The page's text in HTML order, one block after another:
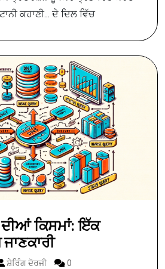
ਕਹਾਣੀ... ਦੇ ਦਿਲ ਵਿੱਚ
ਦੀਆਂ ਕਿਸਮਾਂ: ਇੱਕ
ਸ਼ੇਰਿੰਗ ਦੋਰਜੀ 0